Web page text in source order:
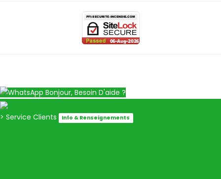
Bonjour, Besoin D'aide ?
> Service Clients Info & Renseignements